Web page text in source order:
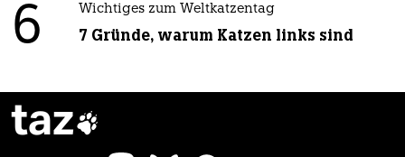
6 Wichtiges zum Weltkatzentag
7 Gründe, warum Katzen links sind
taz